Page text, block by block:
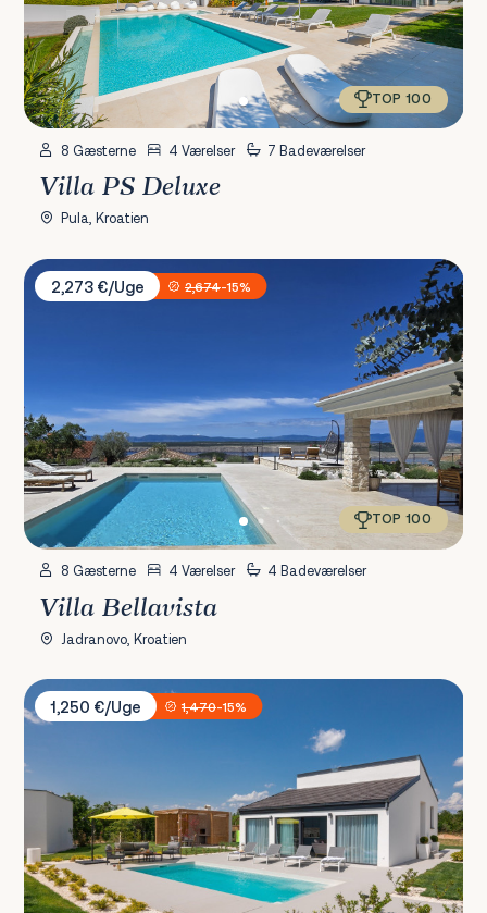
TOP 100
8 Gæsterne 4 Værelser 7 Badeværelser
Villa PS Deluxe
Pula, Kroatien
Villa Bellavista
2,273 €/Uge
2,674-15%
TOP 100
8 Gæsterne 4 Værelser 4 Badeværelser
Villa Bellavista
Jadranovo, Kroatien
Villa Lu
1,250 €/Uge
1,470-15%